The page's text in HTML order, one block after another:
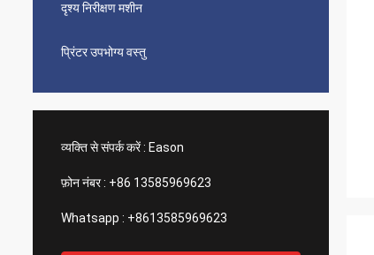
दृश्य निरीक्षण मशीन
प्रिंटर उपभोग्य वस्तु
व्यक्ति से संपर्क करें : Eason
फ़ोन नंबर : +86 13585969623
Whatsapp : +8613585969623